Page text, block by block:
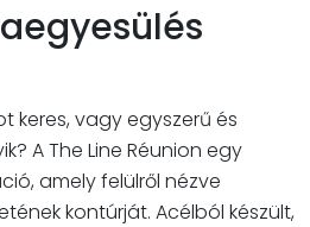
keres, vagy egyszerű és
A The Line Réunion egy
amely felülről nézve
kontúrját. Acélból készült,